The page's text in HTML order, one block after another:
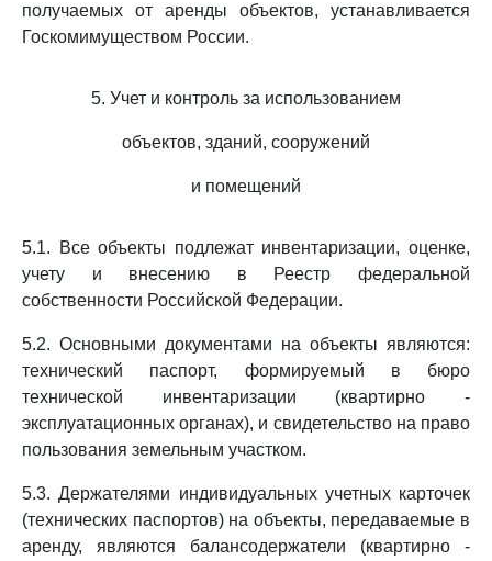
получаемых от аренды объектов, устанавливается
Госкомимуществом России.
5. Учет и контроль за использованием
объектов, зданий, сооружений
и помещений
5.1. Все объекты подлежат инвентаризации, оценке,
учету и внесению в Реестр федеральной
собственности Российской Федерации.
5.2. Основными документами на объекты являются:
технический паспорт, формируемый в бюро
технической инвентаризации (квартирно -
эксплуатационных органах), и свидетельство на право
пользования земельным участком.
5.3. Держателями индивидуальных учетных карточек
(технических паспортов) на объекты, передаваемые в
аренду, являются балансодержатели (квартирно -